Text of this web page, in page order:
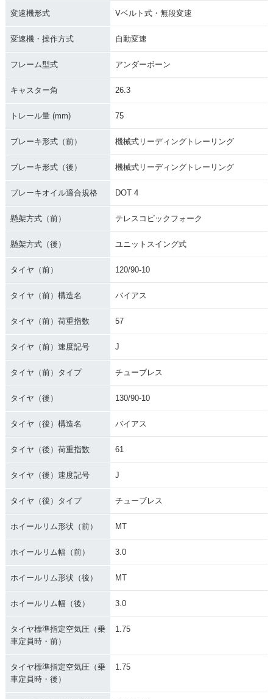
変速機形式 Vベルト式・無段変速
変速機・操作方式 自動変速
フレーム型式 アンダーボーン
キャスター角 26.3
トレール量 (mm) 75
ブレーキ形式（前） 機械式リーディングトレーリング
ブレーキ形式（後） 機械式リーディングトレーリング
ブレーキオイル適合規格 DOT 4
懸架方式（前） テレスコピックフォーク
懸架方式（後） ユニットスイング式
タイヤ（前） 120/90-10
タイヤ（前）構造名 バイアス
タイヤ（前）荷重指数 57
タイヤ（前）速度記号 J
タイヤ（前）タイプ チューブレス
タイヤ（後） 130/90-10
タイヤ（後）構造名 バイアス
タイヤ（後）荷重指数 61
タイヤ（後）速度記号 J
タイヤ（後）タイプ チューブレス
ホイールリム形状（前） MT
ホイールリム幅（前） 3.0
ホイールリム形状（後） MT
ホイールリム幅（後） 3.0
タイヤ標準指定空気圧（乗
車定員時・前）
1.75
タイヤ標準指定空気圧（乗
車定員時・後）
1.75